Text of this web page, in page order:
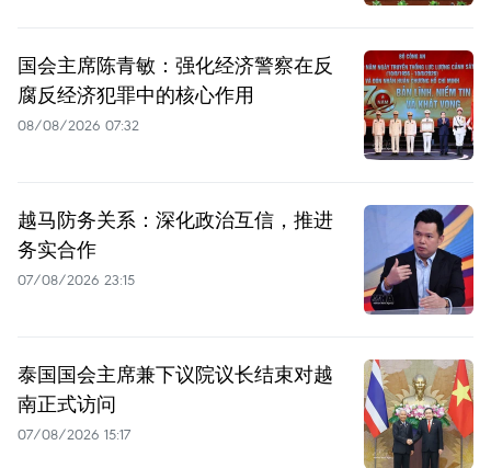
国会主席陈青敏：强化经济警察在反
腐反经济犯罪中的核心作用
08/08/2026 07:32
越马防务关系：深化政治互信，推进
务实合作
07/08/2026 23:15
泰国国会主席兼下议院议长结束对越
南正式访问
07/08/2026 15:17